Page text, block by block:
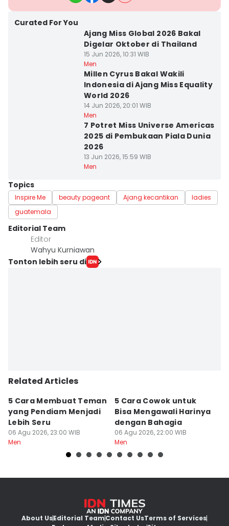
Curated For You
Ajang Miss Global 2026 Bakal
Digelar Oktober di Thailand
15 Jun 2026, 10:31 WIB
Men
Millen Cyrus Bakal Wakili
Indonesia di Ajang Miss Equality
World 2026
14 Jun 2026, 20:01 WIB
Men
7 Potret Miss Universe Americas
2025 di Pembukaan Piala Dunia
2026
13 Jun 2026, 15:59 WIB
Men
Topics
Inspire Me beauty pageant Ajang kecantikan
ladies
guatemala
Editorial Team
Editor
Wahyu Kurniawan
Tonton lebih seru di
Related Articles
5 Cara Membuat Teman
yang Pendiam Menjadi
Lebih Seru
06 Agu 2026, 23:00 WIB
Men
5 Cara Cowok untuk
Bisa Mengawali Harinya
dengan Bahagia
06 Agu 2026, 22:00 WIB
Men
About UsEditorial TeamContact UsTerms of Services